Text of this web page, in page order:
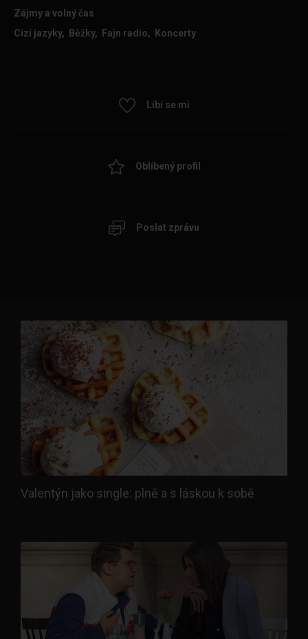
Zájmy a volný čas
Cizí jazyky, Běžky, Fajn radio, Koncerty
Líbí se mi
Oblíbený profil
Poslat zprávu
Valentýn jako single: plně a s láskou k sobě